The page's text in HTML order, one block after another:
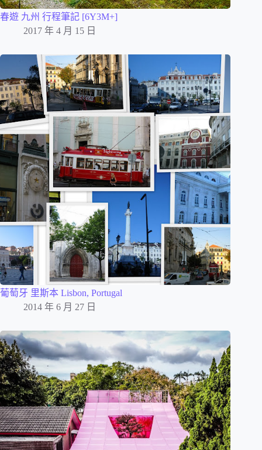
春遊 九州 行程筆記 [6Y3M+]
2017 年 4 月 15 日
葡萄牙 里斯本 Lisbon, Portugal
2014 年 6 月 27 日